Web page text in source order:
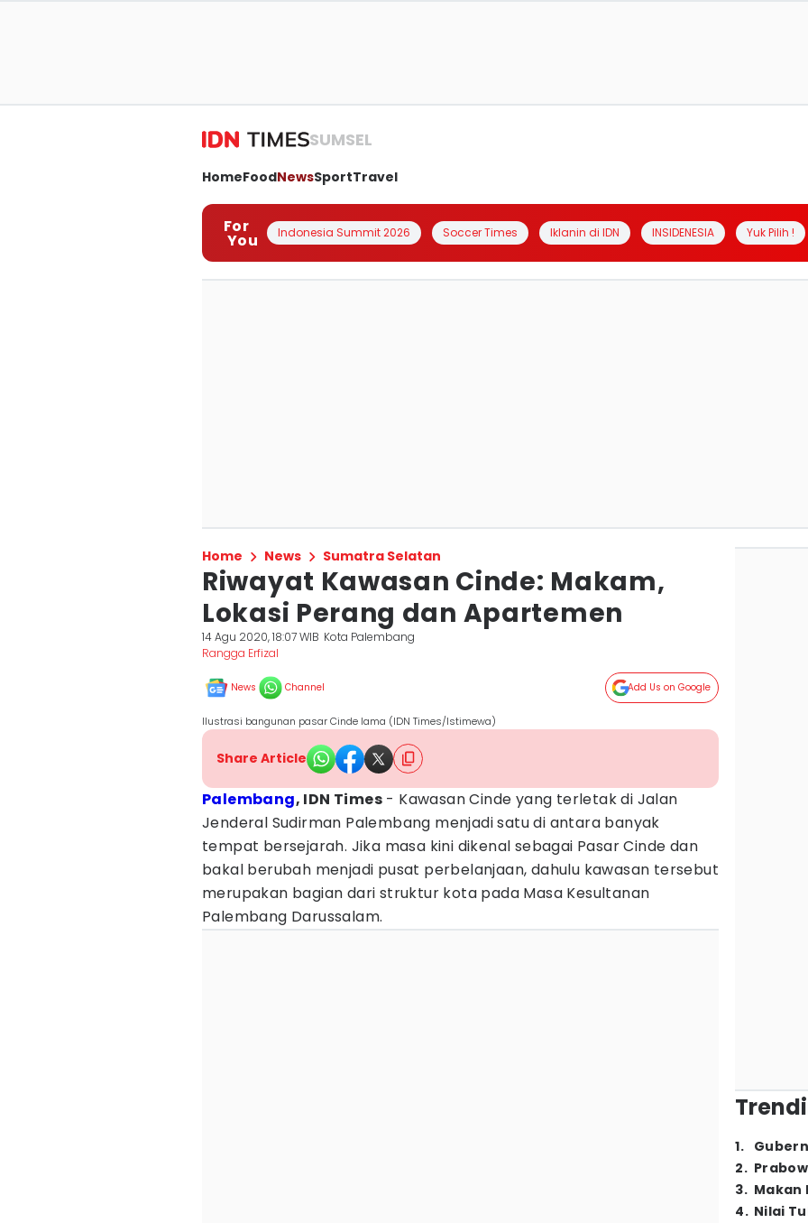
SUMSEL
HomeFoodNewsSportTravel
For
You Indonesia Summit 2026 Soccer Times Iklanin di IDN INSIDENESIA Yuk Pilih !
Home News Sumatra Selatan
Riwayat Kawasan Cinde: Makam,
Lokasi Perang dan Apartemen
14 Agu 2020, 18:07 WIB Kota Palembang
Rangga Erfizal
News Channel Add Us on Google
Ilustrasi bangunan pasar Cinde lama (IDN Times/Istimewa)
Share Article
Palembang, IDN Times - Kawasan Cinde yang terletak di Jalan
Jenderal Sudirman Palembang menjadi satu di antara banyak
tempat bersejarah. Jika masa kini dikenal sebagai Pasar Cinde dan
bakal berubah menjadi pusat perbelanjaan, dahulu kawasan tersebut
merupakan bagian dari struktur kota pada Masa Kesultanan
Palembang Darussalam.
1.
2.
3. Makan
4. Nilai